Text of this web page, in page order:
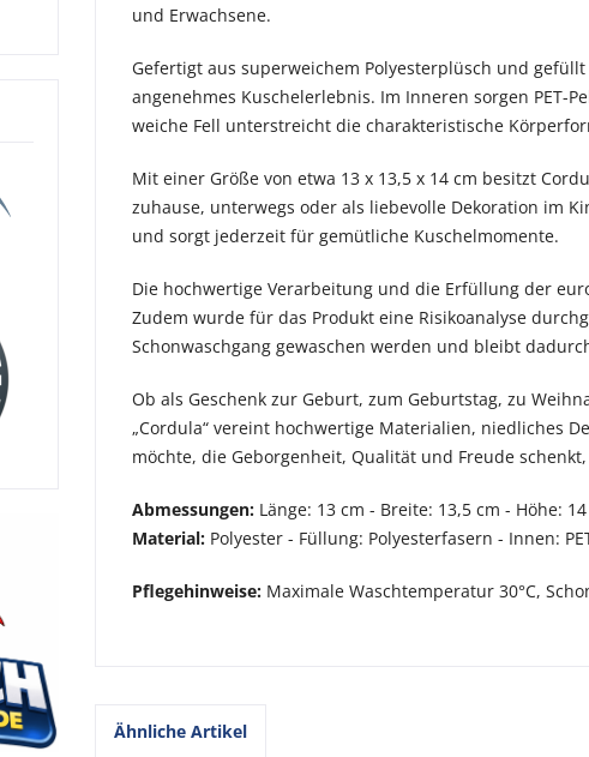
und Erwachsene.
Gefertigt aus superweichem Polyesterplüsch und
angenehmes Kuschelerlebnis. Im Inneren sorgen PET-
weiche Fell unterstreicht die charakteristische
Mit einer Größe von etwa 13 x 13,5 x 14 cm besitzt
zuhause, unterwegs oder als liebevolle Dekoration im
und sorgt jederzeit für gemütliche Kuschelmomente.
Die hochwertige Verarbeitung und die Erfüllung der
Zudem wurde für das Produkt eine Risikoanalyse
Schonwaschgang gewaschen werden und bleibt
Ob als Geschenk zur Geburt, zum Geburtstag, zu
„Cordula“ vereint hochwertige Materialien, niedliches
möchte, die Geborgenheit, Qualität und Freude
Abmessungen: Länge: 13 cm - Breite: 13,5 cm - Höhe:
Material: Polyester - Füllung: Polyesterfasern - Innen:
Pflegehinweise: Maximale Waschtemperatur 30°C,
Ähnliche Artikel